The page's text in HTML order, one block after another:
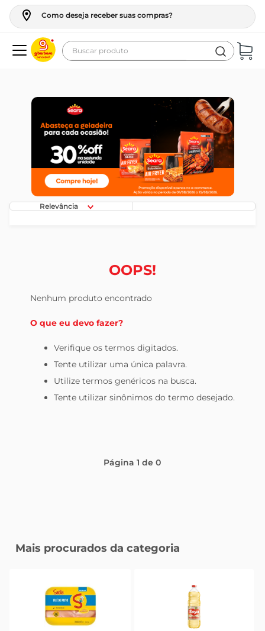
Como deseja receber suas compras?
Buscar produto
Relevância
OOPS!
Nenhum produto encontrado
O que eu devo fazer?
Verifique os termos digitados.
Tente utilizar uma única palavra.
Utilize termos genéricos na busca.
Tente utilizar sinônimos do termo desejado.
Página1 de0
Mais procurados da categoria
geladeira
maquina lavar
fogao
cerveja
frango